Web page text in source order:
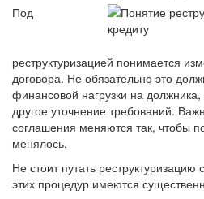
Под
реструктуризацией понимается
договора. Не обязательно это
финансовой нагрузки на
другое уточнение требований.
соглашения меняются так, чтобы
менялось.
Не стоит путать
этих процедур имеются